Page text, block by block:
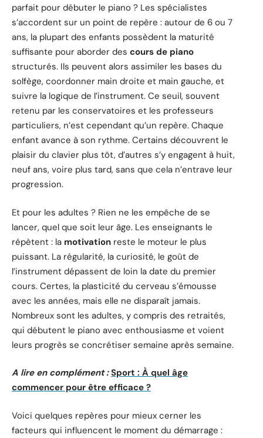
parfait pour débuter le piano ? Les spécialistes
s’accordent sur un point de repère : autour de 6 ou 7
ans, la plupart des enfants possèdent la maturité
suffisante pour aborder des cours de piano
structurés. Ils peuvent alors assimiler les bases du
solfège, coordonner main droite et main gauche, et
suivre la logique de l’instrument. Ce seuil, souvent
retenu par les conservatoires et les professeurs
particuliers, n’est cependant qu’un repère. Chaque
enfant avance à son rythme. Certains découvrent le
plaisir du clavier plus tôt, d’autres s’y engagent à huit,
neuf ans, voire plus tard, sans que cela n’entrave leur
progression.
Et pour les adultes ? Rien ne les empêche de se
lancer, quel que soit leur âge. Les enseignants le
répètent : la motivation reste le moteur le plus
puissant. La régularité, la curiosité, le goût de
l’instrument dépassent de loin la date du premier
cours. Certes, la plasticité du cerveau s’émousse
avec les années, mais elle ne disparaît jamais.
Nombreux sont les adultes, y compris des retraités,
qui débutent le piano avec enthousiasme et voient
leurs progrès se concrétiser semaine après semaine.
A lire en complément : Sport : À quel âge
commencer pour être efficace ?
Voici quelques repères pour mieux cerner les
facteurs qui influencent le moment du démarrage :